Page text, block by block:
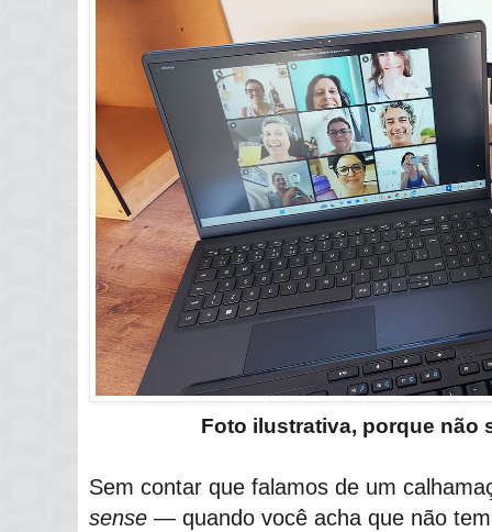
Foto ilustrativa, porque não
Sem contar que falamos de um
sense ― quando você acha que não